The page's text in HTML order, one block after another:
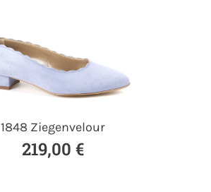
1848 Ziegenvelour
219,00 €